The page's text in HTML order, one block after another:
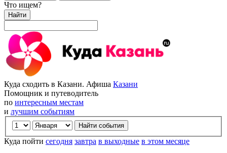
Что ищем?
Найти
Куда сходить в Казани. Афиша Казани
Помощник и путеводитель
по интересным местам
и лучшим событиям
Куда пойти сегодня завтра в выходные в этом месяце